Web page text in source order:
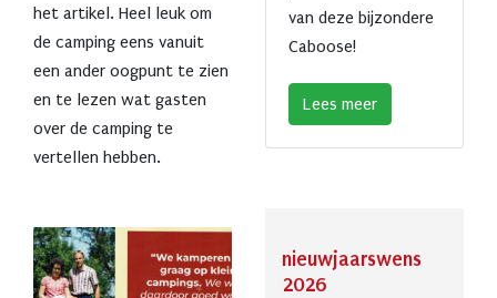
het artikel. Heel leuk om
de camping eens vanuit
een ander oogpunt te zien
en te lezen wat gasten
over de camping te
vertellen hebben.
van deze bijzondere
Caboose!
Lees meer
nieuwjaarswens
2026